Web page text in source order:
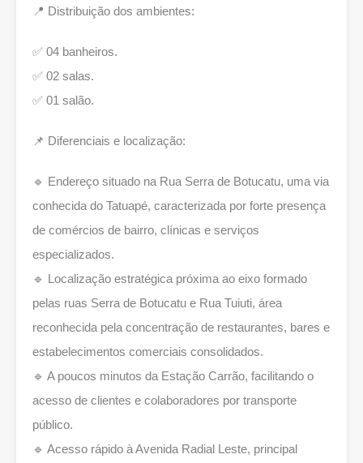
📍 Distribuição dos ambientes:
✅ 04 banheiros.
✅ 02 salas.
✅ 01 salão.
📌 Diferenciais e localização:
🔹 Endereço situado na Rua Serra de Botucatu, uma via
conhecida do Tatuapé, caracterizada por forte presença
de comércios de bairro, clínicas e serviços
especializados.
🔹 Localização estratégica próxima ao eixo formado
pelas ruas Serra de Botucatu e Rua Tuiuti, área
reconhecida pela concentração de restaurantes, bares e
estabelecimentos comerciais consolidados.
🔹 A poucos minutos da Estação Carrão, facilitando o
acesso de clientes e colaboradores por transporte
público.
🔹 Acesso rápido à Avenida Radial Leste, principal